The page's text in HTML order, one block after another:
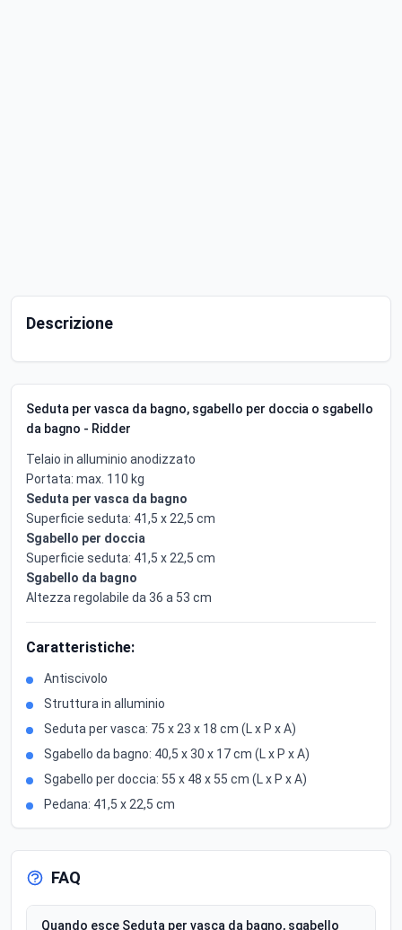
Descrizione
Seduta per vasca da bagno, sgabello per doccia o sgabello
da bagno - Ridder
Telaio in alluminio anodizzato
Portata: max. 110 kg
Seduta per vasca da bagno
Superficie seduta: 41,5 x 22,5 cm
Sgabello per doccia
Superficie seduta: 41,5 x 22,5 cm
Sgabello da bagno
Altezza regolabile da 36 a 53 cm
Caratteristiche:
Antiscivolo
Struttura in alluminio
Seduta per vasca: 75 x 23 x 18 cm (L x P x A)
Sgabello da bagno: 40,5 x 30 x 17 cm (L x P x A)
Sgabello per doccia: 55 x 48 x 55 cm (L x P x A)
Pedana: 41,5 x 22,5 cm
FAQ
Quando esce Seduta per vasca da bagno, sgabello